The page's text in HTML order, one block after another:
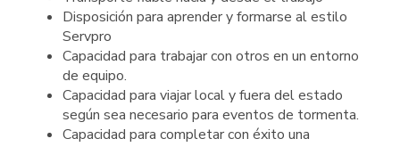
Disposición para aprender y formarse al estilo
Servpro
Capacidad para trabajar con otros en un entorno
de equipo.
Capacidad para viajar local y fuera del estado
según sea necesario para eventos de tormenta.
Capacidad para completar con éxito una